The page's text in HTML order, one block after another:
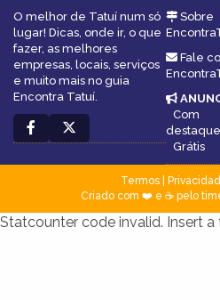
O melhor de Tatuí num só
lugar! Dicas, onde ir, o que
fazer, as melhores
empresas, locais, serviços
e muito mais no guia
Encontra Tatuí.
Sobre
Fale
Com
destaque
Grátis
Termos|
Criado com ❤️ e ☕ pelo
Statcounter code invalid. Insert a